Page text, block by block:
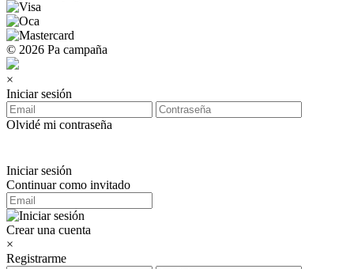
© 2026 Pa campaña
×
Iniciar sesión
Olvidé mi contraseña
Iniciar sesión
Continuar como invitado
Crear una cuenta
×
Registrarme